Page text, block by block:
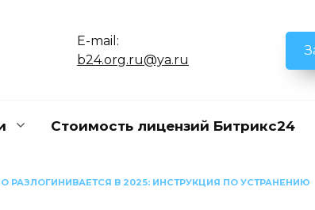
E-mail:
b24.org.ru@ya.ru
Стоимость лицензий Битрикс24
РАЗЛОГИНИВАЕТСЯ В 2025: ИНСТРУКЦИЯ ПО УСТРАНЕНИЮ